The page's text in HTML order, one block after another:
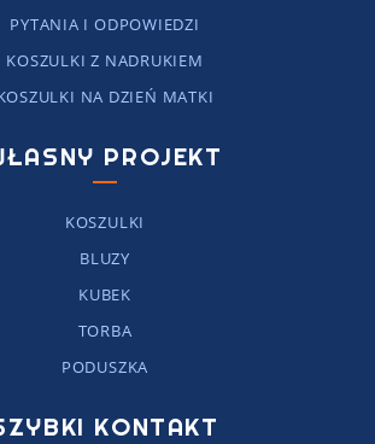
PYTANIA I ODPOWIEDZI
KOSZULKI Z NADRUKIEM
NA DZIEŃ MATKI
PROJEKT
KOSZULKI
BLUZY
KUBEK
TORBA
PODUSZKA
KONTAKT